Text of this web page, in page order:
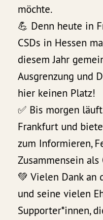
möchte.
💪 Denn heute in
CSDs in Hessen
diesem Jahr
Ausgrenzung und
hier keinen Platz!
✅ Bis morgen
Frankfurt und
zum Informieren,
Zusammensein als
💚 Vielen Dank an
und seine vielen
Supporter*innen,